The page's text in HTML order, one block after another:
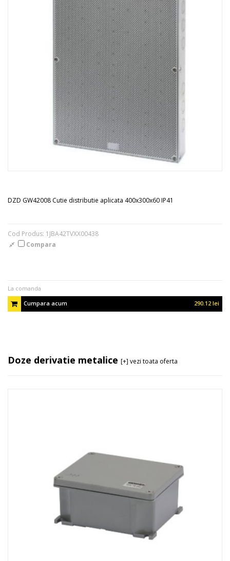
DZD GW42008 Cutie distributie aplicata 400x300x60 IP41
Cod Produs: 1JBA42TVXX00438
Compara
La comanda
Cumpara acum
290.12 lei
Doze derivatie metalice [+] vezi toata oferta